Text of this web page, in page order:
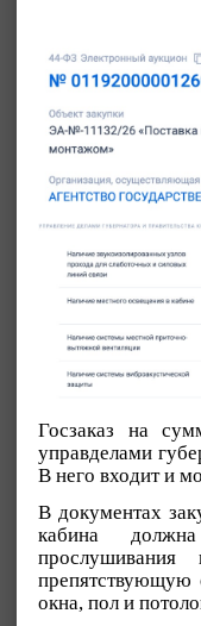
Госзаказ на
управделами
В него входит и
В документах
кабина
прослушивания
препятствующую
окна, пол и